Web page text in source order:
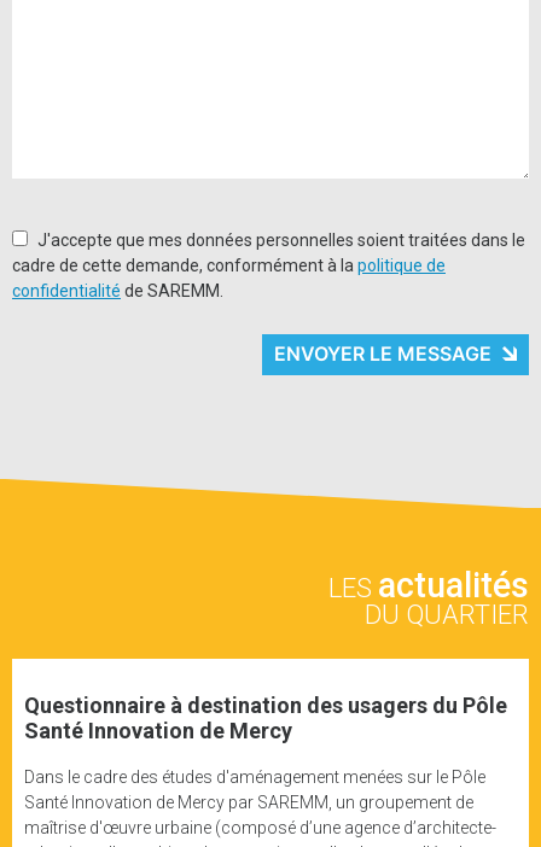
J'accepte que mes données personnelles soient traitées dans le
cadre de cette demande, conformément à la politique de
confidentialité de SAREMM.
ENVOYER LE MESSAGE
LES actualités
DU QUARTIER
Questionnaire à destination des usagers du Pôle
Santé Innovation de Mercy
Dans le cadre des études d'aménagement menées sur le Pôle
Santé Innovation de Mercy par SAREMM, un groupement de
maîtrise d'œuvre urbaine (composé d’une agence d’architecte-